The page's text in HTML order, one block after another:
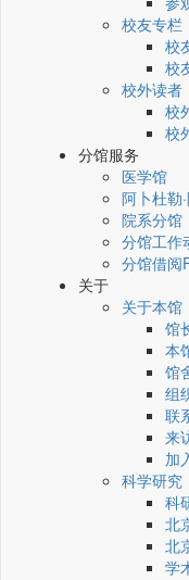
校友专栏
校
校
校外读者
校
校
分馆服务
医学馆
阿卜杜勒
院系分馆
分馆工作
分馆借阅
关于
关于本馆
馆
本
馆
组
联
来
加
科学研究
科
北
北
学